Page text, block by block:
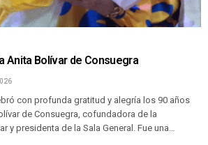
Anita Bolívar de Consuegra
con profunda gratitud y alegría los 90 años
de Consuegra, cofundadora de la
y presidenta de la Sala General. Fue una…